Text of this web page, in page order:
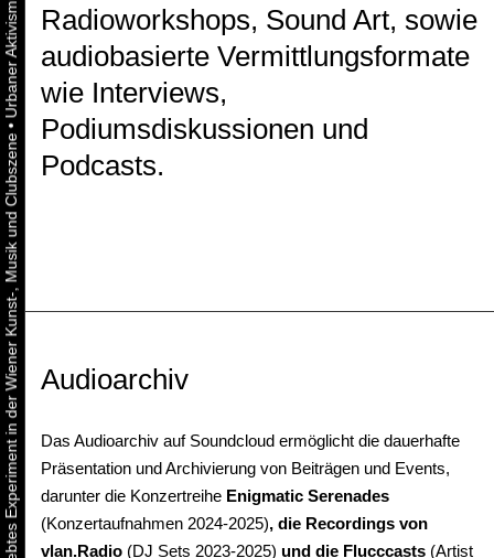
•
Radioworkshops, Sound Art, sowie
audiobasierte Vermittlungsformate
wie Interviews,
Podiumsdiskussionen und
Podcasts.
Audioarchiv
Das Audioarchiv auf Soundcloud ermöglicht die dauerhafte
Präsentation und Archivierung von Beiträgen und Events,
darunter die Konzertreihe Enigmatic Serenades
(Konzertaufnahmen 2024-2025), die Recordings von
vlan.Radio (DJ Sets 2023-2025) und die Flucccasts (Artist